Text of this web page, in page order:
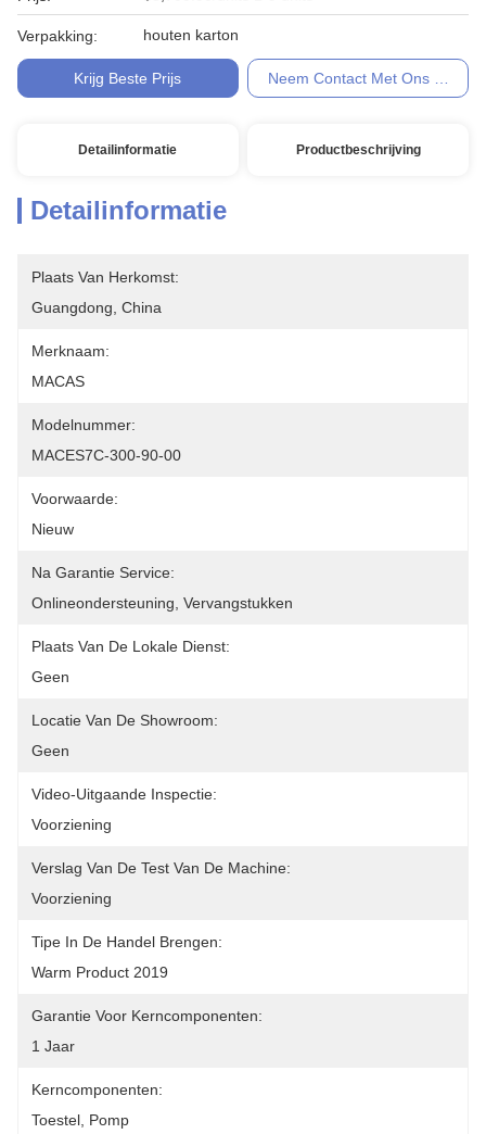
Verpakking: houten karton
Krijg Beste Prijs Neem Contact Met Ons Op
Detailinformatie Productbeschrijving
Detailinformatie
Plaats Van Herkomst:
Guangdong, China
Merknaam:
MACAS
Modelnummer:
MACES7C-300-90-00
Voorwaarde:
Nieuw
Na Garantie Service:
Onlineondersteuning, Vervangstukken
Plaats Van De Lokale Dienst:
Geen
Locatie Van De Showroom:
Geen
Video-Uitgaande Inspectie:
Voorziening
Verslag Van De Test Van De Machine:
Voorziening
Tipe In De Handel Brengen:
Warm Product 2019
Garantie Voor Kerncomponenten:
1 Jaar
Kerncomponenten:
Toestel, Pomp